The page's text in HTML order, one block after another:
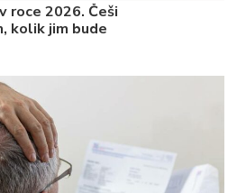
roce 2026. Češi
kolik jim bude